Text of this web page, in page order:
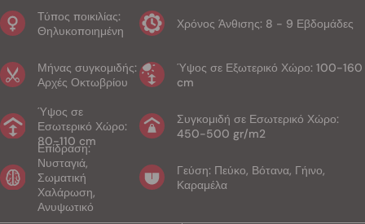
Τύπος ποικιλίας:
Θηλυκοποιημένη
Μήνας συγκομιδής:
Αρχές Οκτωβρίου
Ύψος σε
Εσωτερικό Χώρο:
80-110 cm
Επίδραση:
Νυσταγιά,
Σωματική
Χαλάρωση,
Ανυψωτικό
Χρόνος Άνθισης: 8 - 9 Εβδομάδες
Ύψος σε Εξωτερικό Χώρο: 100-160
cm
Συγκομιδή σε Εσωτερικό Χώρο:
450-500 gr/m2
Γεύση: Πεύκο, Βότανα, Γήινο,
Καραμέλα